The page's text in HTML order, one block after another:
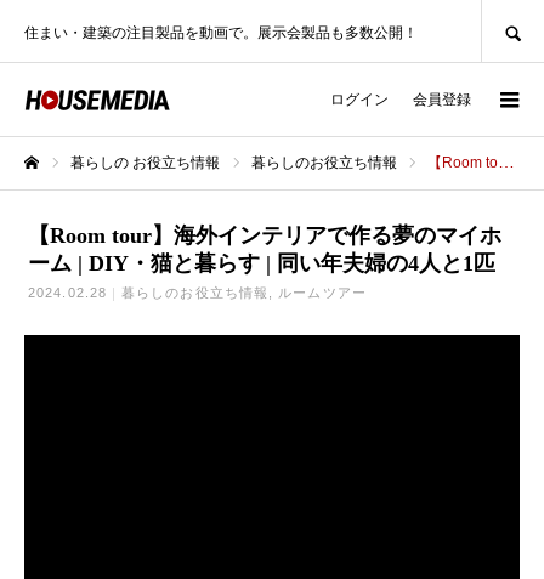
住まい・建築の注目製品を動画で。展示会製品も多数公開！
ログイン 会員登録
暮らしの お役立ち情報 暮らしのお役立ち情報 【Room tour】海外インテリアで作る夢のマイホーム | DIY・猫と暮らす | 同い年夫婦の4人と1匹
【Room tour】海外インテリアで作る夢のマイホ
ーム | DIY・猫と暮らす | 同い年夫婦の4人と1匹
2024.02.28 暮らしのお役立ち情報 ルームツアー